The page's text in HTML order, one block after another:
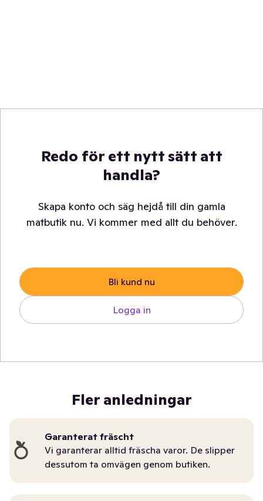
Redo för ett nytt sätt att
handla?
Skapa konto och säg hejdå till din gamla
matbutik nu. Vi kommer med allt du behöver.
Bli kund nu
Logga in
Fler anledningar
Garanterat fräscht
Vi garanterar alltid fräscha varor. De slipper
dessutom ta omvägen genom butiken.